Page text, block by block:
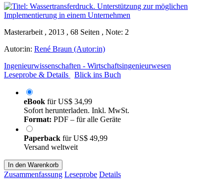
Masterarbeit , 2013 , 68 Seiten , Note: 2
Autor:in: René Braun (Autor:in)
Ingenieurwissenschaften - Wirtschaftsingenieurwesen
Leseprobe & Details
Blick ins Buch
eBook fürUS$ 34,99
Sofort herunterladen. Inkl. MwSt.
Format: PDF – für alle Geräte
Paperback fürUS$ 49,99
Versand weltweit
In den Warenkorb
Zusammenfassung Leseprobe Details